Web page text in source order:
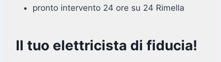
pronto intervento 24 ore su 24 Rimella
Il tuo elettricista di fiducia!